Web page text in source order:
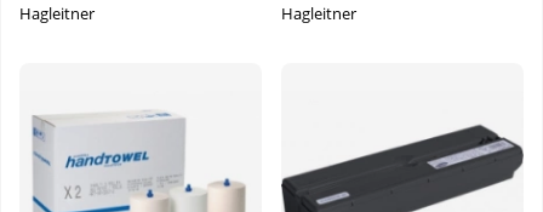
Hagleitner Hagleitner